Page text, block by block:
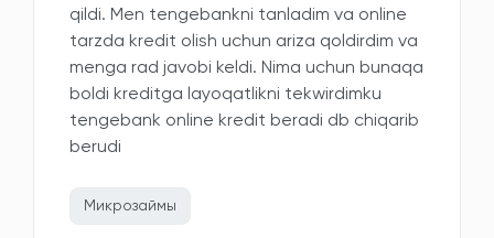
qildi. Men tengebankni tanladim va online
tarzda kredit olish uchun ariza qoldirdim va
menga rad javobi keldi. Nima uchun bunaqa
boldi kreditga layoqatlikni tekwirdimku
tengebank online kredit beradi db chiqarib
berudi
Микрозаймы